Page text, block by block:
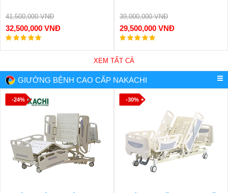
41,500,000 VNĐ
32,500,000 VNĐ
39,000,000 VNĐ
29,500,000 VNĐ
XEM TẤT CẢ
GIƯỜNG BỆNH CAO CẤP NAKACHI
-24% -30%